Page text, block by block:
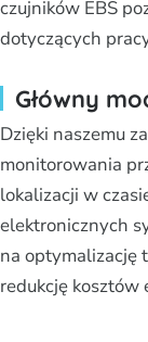
czujników EBS
dotyczących
Główny
Dzięki naszemu
monitorowania
lokalizacji w
elektronicznych
na optymalizację
redukcję kosztów